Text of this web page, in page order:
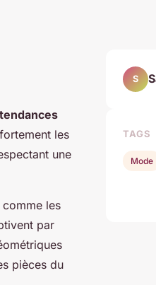
tendances
les
une
les
par
pièces du
S
TAGS
Mode